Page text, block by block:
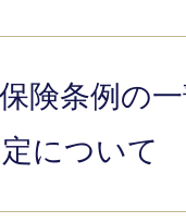
険条例の
について